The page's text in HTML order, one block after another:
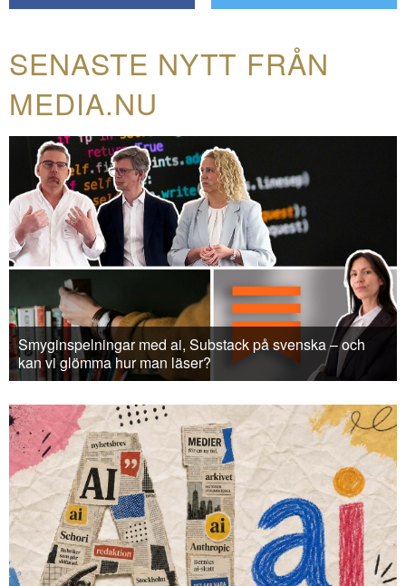
SENASTE NYTT FRÅN
MEDIA.NU
Smyginspelningar med ai, Substack på svenska – och
kan vi glömma hur man läser?